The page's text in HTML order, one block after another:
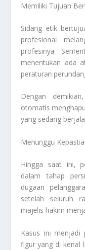
Memiliki Tujuan
Sidang etik
profesional
profesinya.
menentukan ada
peraturan
Dengan
otomatis
yang sedang
Menunggu
Hingga saat ini,
dalam tahap
dugaan
setelah seluruh
majelis hakim
Kasus ini menjadi
figur yang di kenal